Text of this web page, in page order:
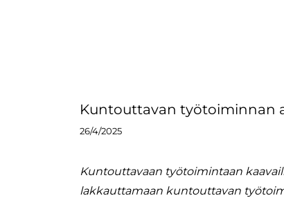
Kuntouttavan työtoiminnan
26/4/2025
Kuntouttavaan työtoimintaan
lakkauttamaan kuntouttavan